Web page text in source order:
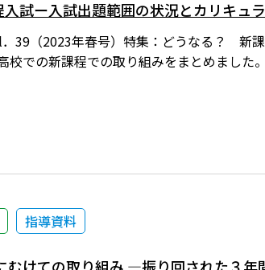
試ー入試出題範囲の状況とカリキュ
39（2023年春号）特集：どうなる？ 新
校での新課程での取り組みをまとめました
指導資料